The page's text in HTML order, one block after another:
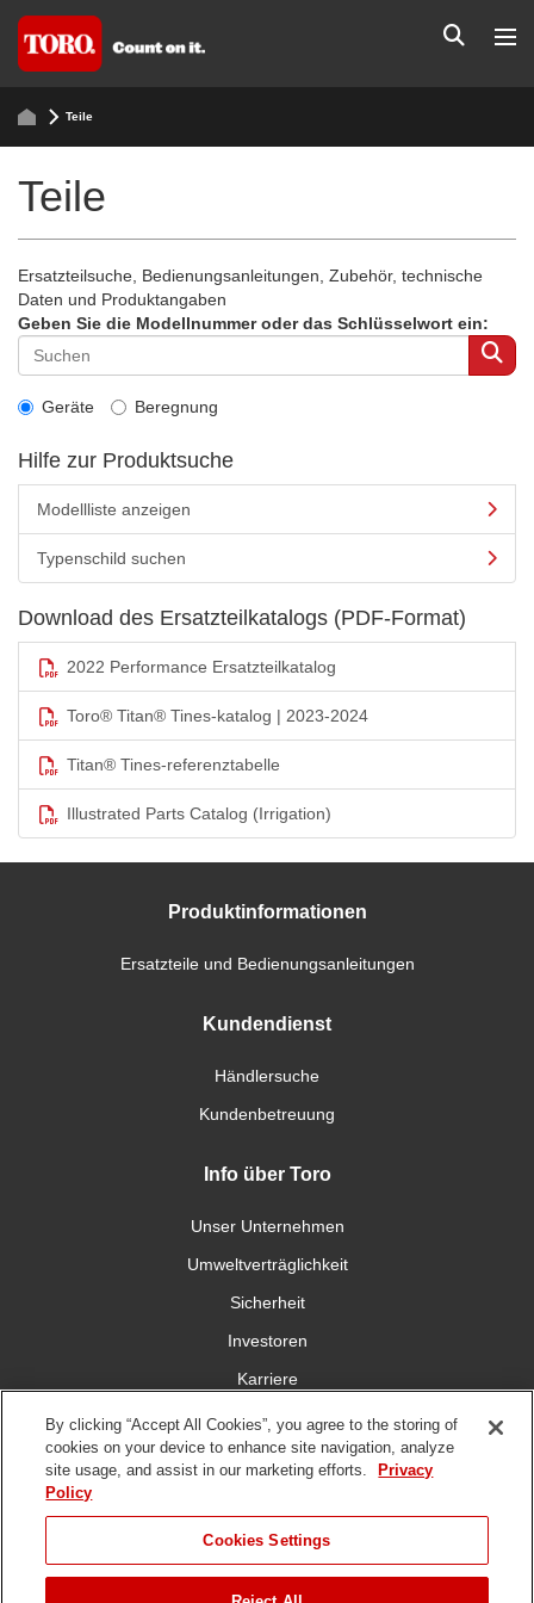
Teile
Teile
Ersatzteilsuche, Bedienungsanleitungen, Zubehör, technische
Daten und Produktangaben
Geben Sie die Modellnummer oder das Schlüsselwort ein:
Geräte Beregnung
Hilfe zur Produktsuche
Modellliste anzeigen
Typenschild suchen
Download des Ersatzteilkatalogs (PDF-Format)
2022 Performance Ersatzteilkatalog
Toro® Titan® Tines-katalog | 2023-2024
Titan® Tines-referenztabelle
Illustrated Parts Catalog (Irrigation)
Produktinformationen
Ersatzteile und Bedienungsanleitungen
Kundendienst
Händlersuche
Kundenbetreuung
Info über Toro
Unser Unternehmen
Umweltverträglichkeit
Sicherheit
Investoren
Karriere
Verbinden Sie sich mit uns
Nutzungsbedingungen Datenschutzrichtlinie
By clicking “Accept All Cookies”, you agree to the storing of
cookies on your device to enhance site navigation, analyze
site usage, and assist in our marketing efforts.
Privacy
Policy
Cookies Settings